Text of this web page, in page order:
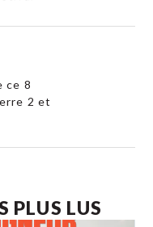
ce 8
2 et
PLUS LUS